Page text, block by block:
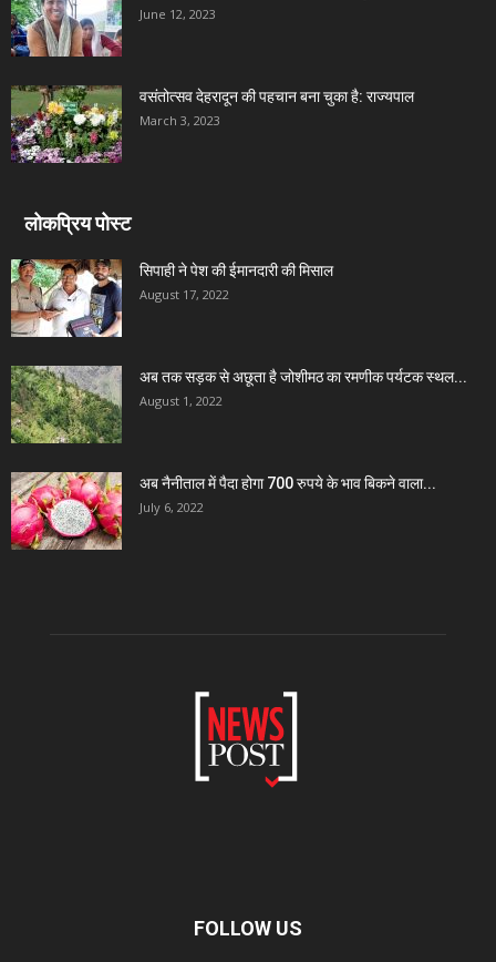
June 12, 2023
वसंतोत्सव देहरादून की पहचान बना चुका है: राज्यपाल
March 3, 2023
लोकप्रिय पोस्ट
सिपाही ने पेश की ईमानदारी की मिसाल
August 17, 2022
अब तक सड़क से अछूता है जोशीमठ का रमणीक पर्यटक स्थल...
August 1, 2022
अब नैनीताल में पैदा होगा 700 रुपये के भाव बिकने वाला...
July 6, 2022
FOLLOW US